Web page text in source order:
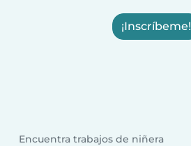
¡Inscríbeme!
Encuentra trabajos de niñera